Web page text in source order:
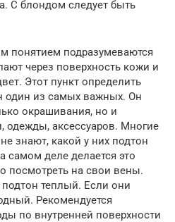
С блондом следует быть
понятием подразумеваются
через поверхность кожи и
Этот пункт определить
один из самых важных. Он
окрашивания, но и
одежды, аксессуаров. Многие
знают, какой у них подтон
самом деле делается это
посмотреть на свои вены.
теплый. Если они
Рекомендуется
по внутренней поверхности